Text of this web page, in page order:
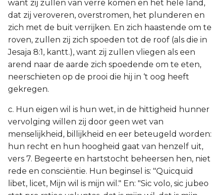
want zij zullen van verre komen en het hele land,
dat zij veroveren, overstromen, het plunderen en
zich met de buit verrijken. En zich haastende om te
roven, zullen zij zich spoeden tot de roof (als die in
Jesaja 8:1, kantt.), want zij zullen vliegen als een
arend naar de aarde zich spoedende om te eten,
neerschieten op de prooi die hij in ‘t oog heeft
gekregen.
c. Hun eigen wil is hun wet, in de hittigheid hunner
vervolging willen zij door geen wet van
menselijkheid, billijkheid en eer beteugeld worden:
hun recht en hun hoogheid gaat van henzelf uit,
vers 7. Begeerte en hartstocht beheersen hen, niet
rede en consciëntie. Hun beginsel is: "Quicquid
libet, licet, Mijn wil is mijn wil." En: "Sic volo, sic jubeo